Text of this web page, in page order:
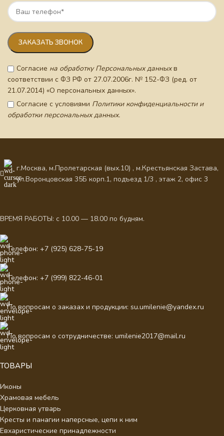
Согласие на обработку Персональных данныхв
соответствии с ФЗ РФ от 27.07.2006г. № 152-ФЗ (ред. от
21.07.2014) «О персональных данных».
Согласие с условиями Политики конфиденциальности и
обработки персональных данных.
г.Москва, м.Пролетарская (вых.10) , м.Крестьянская Застава,
ул.Воронцовская 35Б корп.1, подъезд 1/3 , этаж 2, офис 3
ВРЕМЯ РАБОТЫ: с 10.00 — 18.00 по будням.
Телефон: +7 (925) 628-75-19
Телефон: +7 (999) 822-46-01
По вопросам о заказах и продукции: su.umilenie@yandex.ru
По вопросам о сотрудничестве: umilenie2017@mail.ru
ТОВАРЫ
Иконы
Храмовая мебель
Церковная утварь
Кресты и панагии наперсные, цепи к ним
Евхаристические принадлежности